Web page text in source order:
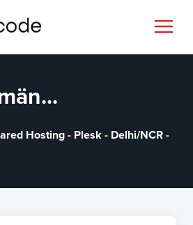
Hosting - Plesk - Delhi/NCR -